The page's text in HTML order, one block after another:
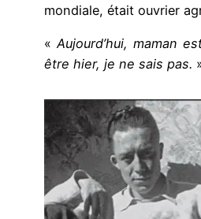
mondiale, était ouvrier
« Aujourd’hui, maman
être hier, je ne sais pas.